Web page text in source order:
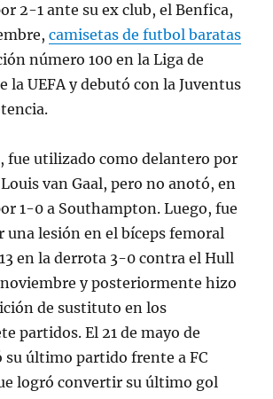
2-1 ante su ex club, el Benfica,
camisetas de futbol baratas
número 100 en la Liga de
la UEFA y debutó con la Juventus
fue utilizado como delantero por
van Gaal, pero no anotó, en
1-0 a Southampton. Luego, fue
una lesión en el bíceps femoral
en la derrota 3-0 contra el Hull
y posteriormente hizo
de sustituto en los
partidos. El 21 de mayo de
su último partido frente a FC
logró convertir su último gol